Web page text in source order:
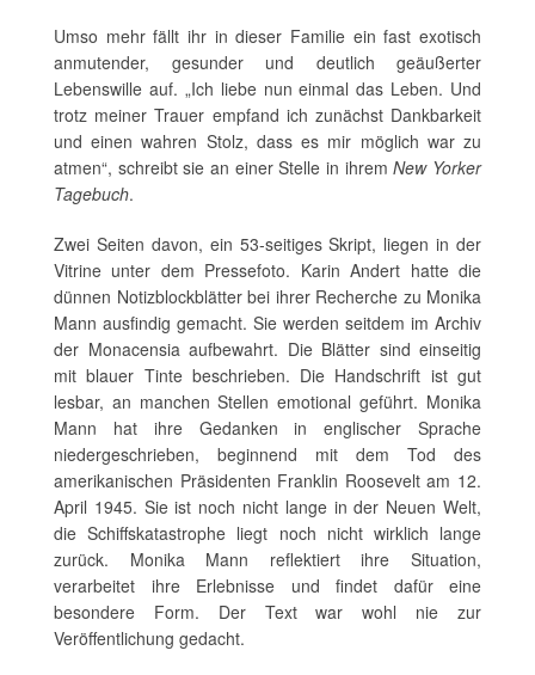
Umso mehr fällt ihr in dieser Familie ein fast exotisch
anmutender, gesunder und deutlich geäußerter
Lebenswille auf. „Ich liebe nun einmal das Leben. Und
trotz meiner Trauer empfand ich zunächst Dankbarkeit
und einen wahren Stolz, dass es mir möglich war zu
atmen“, schreibt sie an einer Stelle in ihremNew Yorker
Tagebuch.
Zwei Seiten davon, ein 53-seitiges Skript, liegen in der
Vitrine unter dem Pressefoto. Karin Andert hatte die
dünnen Notizblockblätter bei ihrer Recherche zu Monika
Mann ausfindig gemacht. Sie werden seitdem im Archiv
der Monacensia aufbewahrt. Die Blätter sind einseitig
mit blauer Tinte beschrieben. Die Handschrift ist gut
lesbar, an manchen Stellen emotional geführt. Monika
Mann hat ihre Gedanken in englischer Sprache
niedergeschrieben, beginnend mit dem Tod des
amerikanischen Präsidenten Franklin Roosevelt am 12.
April 1945. Sie ist noch nicht lange in der Neuen Welt,
die Schiffskatastrophe liegt noch nicht wirklich lange
zurück. Monika Mann reflektiert ihre Situation,
verarbeitet ihre Erlebnisse und findet dafür eine
besondere Form. Der Text war wohl nie zur
Veröffentlichung gedacht.